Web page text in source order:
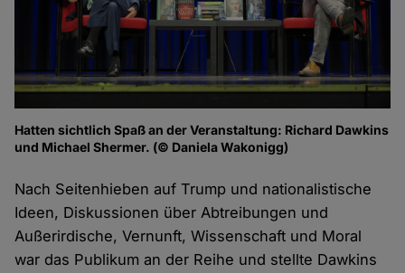
Hatten sichtlich Spaß an der Veranstaltung: Richard Dawkins
und Michael Shermer. (© Daniela Wakonigg)
Nach Seitenhieben auf Trump und nationalistische
Ideen, Diskussionen über Abtreibungen und
Außerirdische, Vernunft, Wissenschaft und Moral
war das Publikum an der Reihe und stellte Dawkins